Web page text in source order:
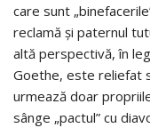
care sunt
reclamă şi paternul
altă perspectivă, în
Goethe, este reliefat
urmează doar
sânge „pactul” cu